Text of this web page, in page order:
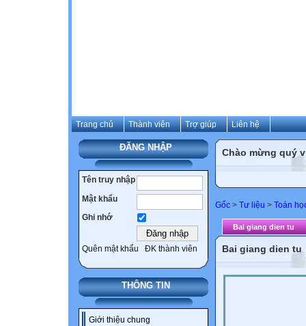
Trang chủ Thành viên Trợ giúp Liên hệ
ĐĂNG NHẬP
Tên truy nhập
Mật khẩu
Ghi nhớ
Quên mật khẩu ĐK thành viên
THÔNG TIN
Giới thiệu chung
Chào mừng quý
Gốc > Tư liệu > Toán
Bai giang dien tu
Bai giang dien tu